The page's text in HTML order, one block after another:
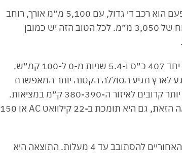
בואו נצלול קצת למספרים: לקסוס TZ החדש והראשון אי פעם הוא רכב די גדול, עם 5,100 מ״מ אורך, רוחב
של 1,990 מ״מ, גובה של 1,705 ובסיס גלגלים נדיב ומרווח של 3,050 מ״מ. לכל הטוב הזה יש כמובן
ה-לקסוס TZ תשווק עם הנעה כפולה וצמד מנועים המפיק יחד 407 כ״ס ו-5.4 שניות מ-0 ל-100 קמ״ש.
שזה נראה כרגע לארץ תגיע הסוללה הקטנה יותר המאפשרת
טווח של כ-450 ק״מ לפי הצהרת היצרן, שככל הנראה יהיו יותר קרובים לאיזור ה-380-390 ק״מ במציאות.
מבחינת טעינה, כמו כל הרכבים המבוססים על הפלטפורמה הזאת, גם היא תומכת ב-22 קילוואט AC או 150
חידוש מעניין הוא מערכת היגוי אחורי המאפשרת לגלגלים האחוריים להסתובב עד 4 מעלות. התוצאה היא